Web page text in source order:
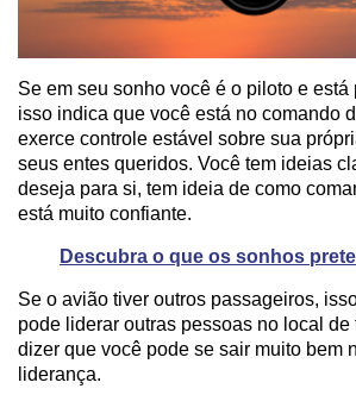
Se em seu sonho você é o piloto e está
isso indica que você está no comando
exerce controle estável sobre sua
seus entes queridos. Você tem ideias
deseja para si, tem ideia de como
está muito confiante.
Descubra o que os sonhos
Se o avião tiver outros passageiros,
pode liderar outras pessoas no local de
dizer que você pode se sair muito bem
liderança.